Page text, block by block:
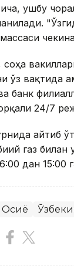
ушбу
ўз вақтида
банк
24/7
айтиб
газ
дан 15:00
Осиё